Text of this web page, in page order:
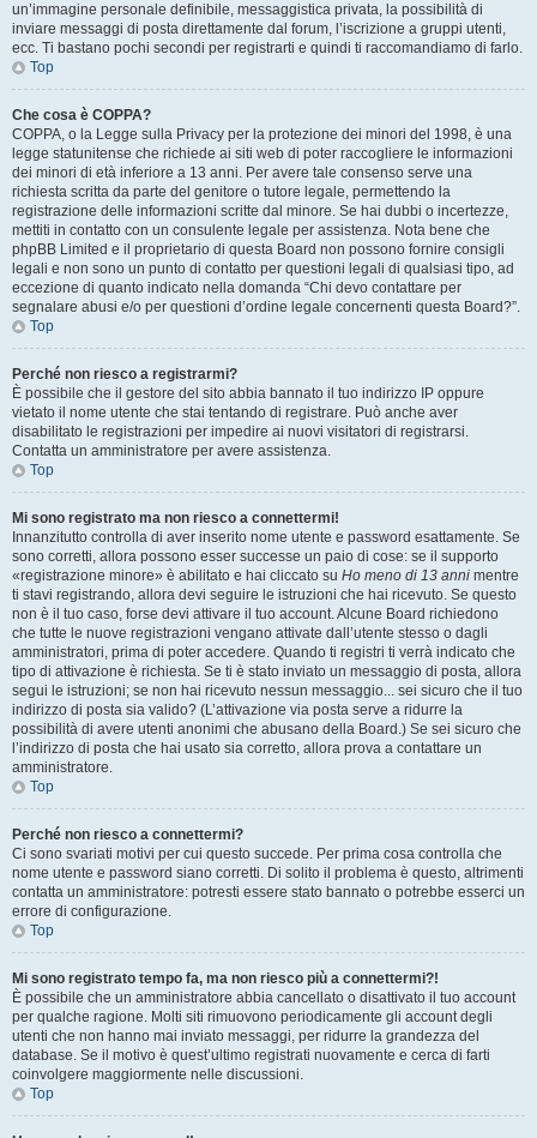
un’immagine personale definibile, messaggistica privata, la possibilità di
inviare messaggi di posta direttamente dal forum, l’iscrizione a gruppi utenti,
ecc. Ti bastano pochi secondi per registrarti e quindi ti raccomandiamo di farlo.
Top
Che cosa è COPPA?
COPPA, o la Legge sulla Privacy per la protezione dei minori del 1998, è una
legge statunitense che richiede ai siti web di poter raccogliere le informazioni
dei minori di età inferiore a 13 anni. Per avere tale consenso serve una
richiesta scritta da parte del genitore o tutore legale, permettendo la
registrazione delle informazioni scritte dal minore. Se hai dubbi o incertezze,
mettiti in contatto con un consulente legale per assistenza. Nota bene che
phpBB Limited e il proprietario di questa Board non possono fornire consigli
legali e non sono un punto di contatto per questioni legali di qualsiasi tipo, ad
eccezione di quanto indicato nella domanda “Chi devo contattare per
segnalare abusi e/o per questioni d’ordine legale concernenti questa Board?”.
Top
Perché non riesco a registrarmi?
È possibile che il gestore del sito abbia bannato il tuo indirizzo IP oppure
vietato il nome utente che stai tentando di registrare. Può anche aver
disabilitato le registrazioni per impedire ai nuovi visitatori di registrarsi.
Contatta un amministratore per avere assistenza.
Top
Mi sono registrato ma non riesco a connettermi!
Innanzitutto controlla di aver inserito nome utente e password esattamente. Se
sono corretti, allora possono esser successe un paio di cose: se il supporto
«registrazione minore» è abilitato e hai cliccato su Ho meno di 13 anni mentre
ti stavi registrando, allora devi seguire le istruzioni che hai ricevuto. Se questo
non è il tuo caso, forse devi attivare il tuo account. Alcune Board richiedono
che tutte le nuove registrazioni vengano attivate dall’utente stesso o dagli
amministratori, prima di poter accedere. Quando ti registri ti verrà indicato che
tipo di attivazione è richiesta. Se ti è stato inviato un messaggio di posta, allora
segui le istruzioni; se non hai ricevuto nessun messaggio... sei sicuro che il tuo
indirizzo di posta sia valido? (L’attivazione via posta serve a ridurre la
possibilità di avere utenti anonimi che abusano della Board.) Se sei sicuro che
l’indirizzo di posta che hai usato sia corretto, allora prova a contattare un
amministratore.
Top
Perché non riesco a connettermi?
Ci sono svariati motivi per cui questo succede. Per prima cosa controlla che
nome utente e password siano corretti. Di solito il problema è questo, altrimenti
contatta un amministratore: potresti essere stato bannato o potrebbe esserci un
errore di configurazione.
Top
Mi sono registrato tempo fa, ma non riesco più a connettermi?!
È possibile che un amministratore abbia cancellato o disattivato il tuo account
per qualche ragione. Molti siti rimuovono periodicamente gli account degli
utenti che non hanno mai inviato messaggi, per ridurre la grandezza del
database. Se il motivo è quest’ultimo registrati nuovamente e cerca di farti
coinvolgere maggiormente nelle discussioni.
Top